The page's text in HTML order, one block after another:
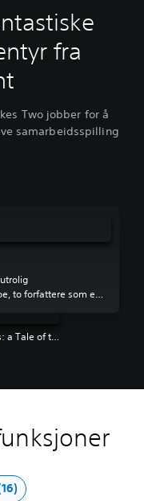
fra
Two jobber for å
samarbeidsspilling
to forfattere som er
Brothers: a Tale of two Sons